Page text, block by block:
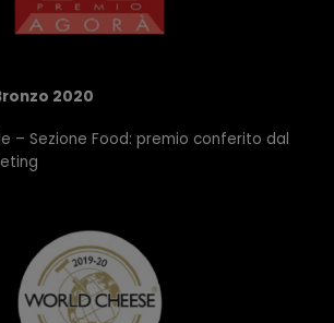
2020
– Sezione Food: premio conferito dal